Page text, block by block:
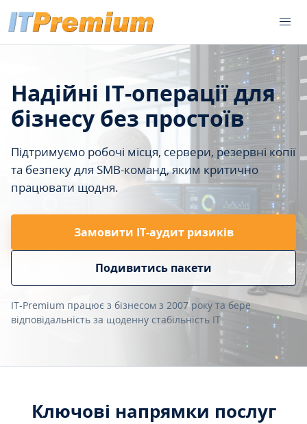
Надійні IT-операції для
бізнесу без простоїв
Підтримуємо робочі місця, сервери, резервні копії
та безпеку для SMB-команд, яким критично
працювати щодня.
Замовити ІТ-аудит ризиків
Подивитись пакети
IT-Premium працює з бізнесом з 2007 року та бере
відповідальність за щоденну стабільність IT.
Ключові напрямки послуг